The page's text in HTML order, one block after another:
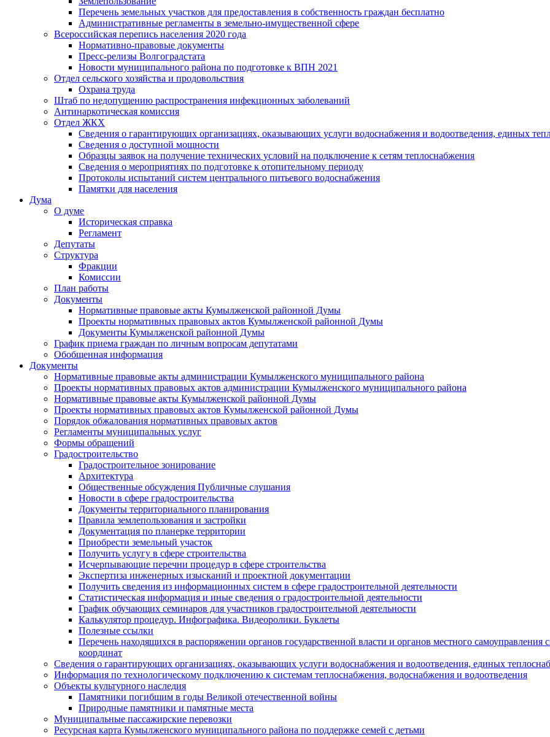
Перечень земельных участков для предоставления в собственность граждан бесплатно
Административные регламенты в земельно-имущественной сфере
Всероссийская перепись населения 2020 года
Нормативно-правовые документы
Пресс-релизы Волгоградстата
Новости муниципального района по подготовке к ВПН 2021
Отдел сельского хозяйства и продовольствия
Охрана труда
Штаб по недопущению распространения инфекционных заболеваний
Антинаркотическая комиссия
Отдел ЖКХ
Сведения о гарантирующих организациях, оказывающих услуги водоснабжения и водоотведения, единых
Сведения о доступной мощности
Образцы заявок на получение технических условий на подключение к сетям теплоснабжения
Сведения о мероприятиях по подготовке к отопительному периоду
Протоколы испытаний систем центрального питьевого водоснабжения
Памятки для населения
Дума
О думе
Историческая справка
Регламент
Депутаты
Структура
Фракции
Комиссии
План работы
Документы
Нормативные правовые акты Кумылженской районной Думы
Проекты нормативных правовых актов Кумылженской районной Думы
Документы Кумылженской районной Думы
График приема граждан по личным вопросам депутатами
Обобщенная информация
Документы
Нормативные правовые акты администрации Кумылженского муниципального района
Проекты нормативных правовых актов администрации Кумылженского муниципального района
Нормативные правовые акты Кумылженской районной Думы
Проекты нормативных правовых актов Кумылженской районной Думы
Порядок обжалования нормативных правовых актов
Регламенты муниципальных услуг
Формы обращений
Градостроительство
Градостроительное зонирование
Архитектура
Общественные обсуждения Публичные слушания
Новости в сфере градостроительства
Документы территориального планирования
Правила землепользования и застройки
Документация по планерке территории
Приобрести земельный участок
Получить услугу в сфере строительства
Исчерпывающие перечни процедур в сфере строительства
Экспертиза инженерных изысканий и проектной документации
Получить сведения из информационных систем в сфере градостроительной деятельности
Статистическая информация и иные сведения о градостроительной деятельности
График обучающих семинаров для участников градостроительной деятельности
Калькулятор процедур. Инфографика. Видеоролики. Буклеты
Полезные ссылки
Перечень находящихся в распоряжении органов государственной власти и органов местного
координат
Сведения о гарантирующих организациях, оказывающих услуги водоснабжения и водоотведения, единых
Информация по технологическому подключению к системам теплоснабжения, водоснабжения и водоотведения
Объекты культурного наследия
Памятники погибшим в годы Великой отечественной войны
Природные памятники и памятные места
Муниципальные пассажирские перевозки
Ресурсная карта Кумылженского муниципального района по поддержке семей с детьми